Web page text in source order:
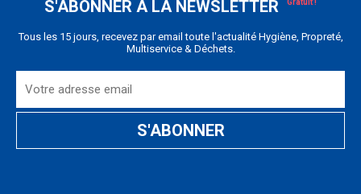
S'ABONNER À LA NEWSLETTER
Tous les 15 jours, recevez par email toute l'actualité Hygiène, Propreté,
Multiservice & Déchets.